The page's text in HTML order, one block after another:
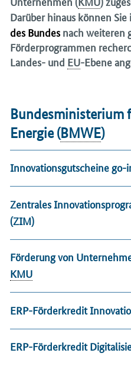
Darüber hinaus können
des Bundes nach weiteren
Förderprogrammen
Landes- und EU-Ebene
Bundesministerium
Energie (BMWE)
Innovationsgutscheine go-
Zentrales
(ZIM)
Förderung von
KMU
ERP-Förderkredit
ERP-Förderkredit